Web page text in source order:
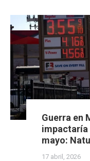
Guerra en
impactaría
mayo:
17 abril, 2026